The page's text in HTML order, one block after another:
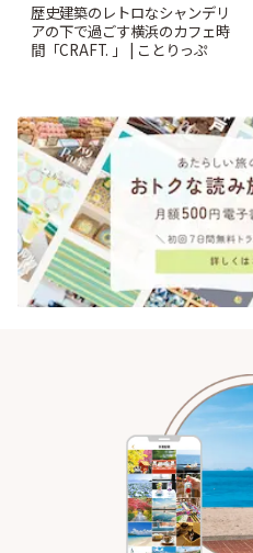
歴史建築のレトロなシャンデリ
アの下で過ごす横浜のカフェ時
間「CRAFT. 」 | ことりっぷ